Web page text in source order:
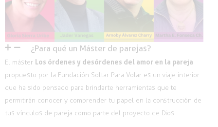
¿Para qué un Máster de parejas?
El máster Los órdenes y desórdenes del amor en la pareja
propuesto por la Fundación Soltar Para Volar es un viaje interior
que ha sido pensado para brindarte herramientas que te
permitirán conocer y comprender tu papel en la construcción de
tus vínculos de pareja como parte del proyecto de Dios.